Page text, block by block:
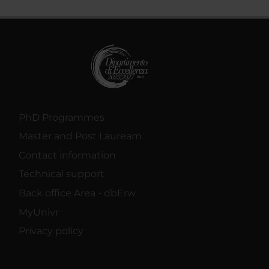
PhD Programmes
Master and Post Lauream
Contact information
Technical support
Back office Area - dbErw
MyUnivr
Privacy policy